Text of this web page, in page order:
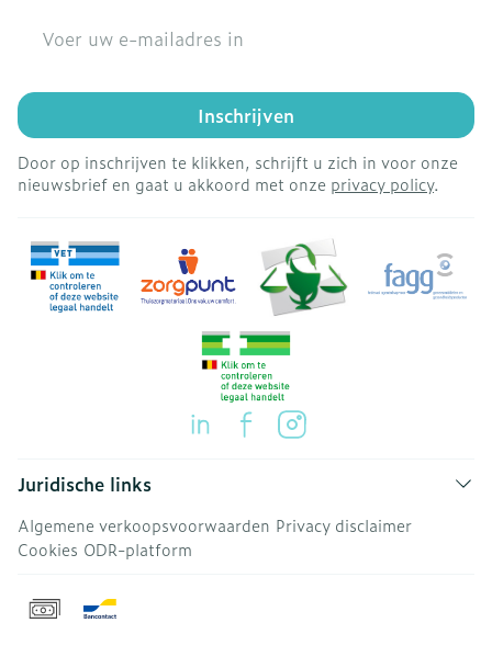
Inschrijven
Door op inschrijven te klikken, schrijft u zich in voor onze
nieuwsbrief en gaat u akkoord met onze privacy policy.
Juridische links
Algemene verkoopsvoorwaarden Privacy disclaimer
Cookies ODR-platform